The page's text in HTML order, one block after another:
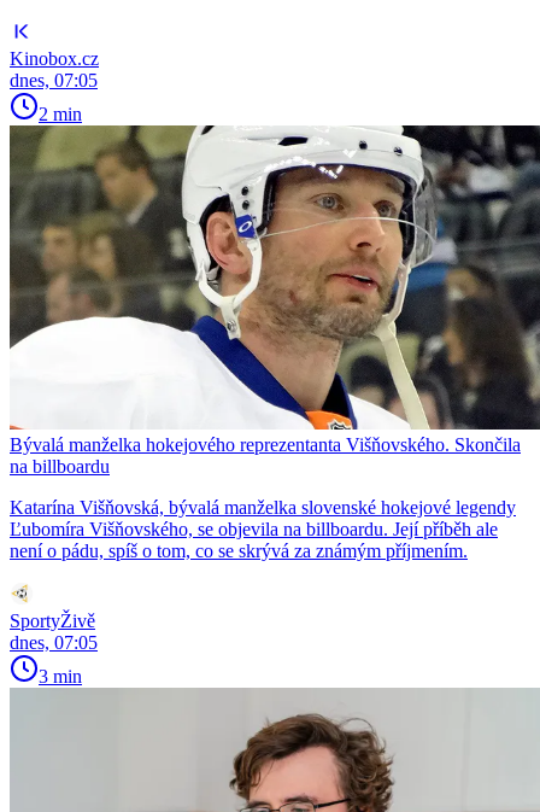
Kinobox.cz
dnes, 07:05
2 min
Bývalá manželka hokejového reprezentanta Višňovského. Skončila
na billboardu
Katarína Višňovská, bývalá manželka slovenské hokejové legendy
Ľubomíra Višňovského, se objevila na billboardu. Její příběh ale
není o pádu, spíš o tom, co se skrývá za známým příjmením.
SportyŽivě
dnes, 07:05
3 min